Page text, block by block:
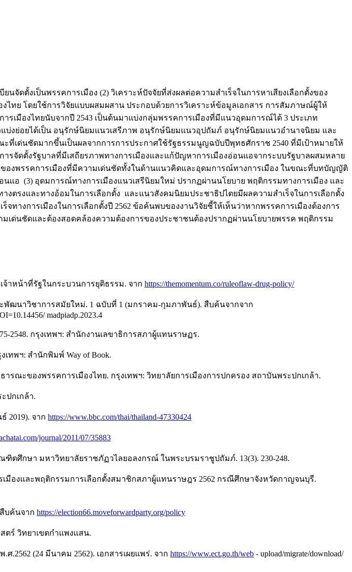
ดตั้งเป็นพรรคการเมือง (2) วิเคราะห์ปัจจัยที่ส่งผลต่อความสำเร็จในการหาเสียงเลือกตั้งของ
ไทย โดยใช้การวิจัยแบบผสมผสาน ประกอบด้วยการวิเคราะห์ข้อมูลเอกสาร การสัมภาษณ์ผู้ให้
มืองไทยนับจากปี 2543 เป็นต้นมาแบ่งกลุ่มพรรคการเมืองที่มีแนวอุดมการณ์ได้ 3 ประเภท
งย่อยได้เป็น อนุรักษ์นิยมแนวเสรีภาพ อนุรักษ์นิยมแนวอุปถัมภ์ อนุรักษ์นิยมแนวอำนาจนิยม และ
เด่นชัดมากขึ้นเป็นผลจากการการประกาศใช้รัฐธรรมนูญฉบับปีพุทธศักราช 2540 ที่มีเป้าหมายให้
ารจัดตั้งรัฐบาลที่มีเสถียรภาพทางการเมืองและแก้ปัญหาการเมืองอ่อนแอจากระบบรัฐบาลผสมหลาย
งพรรคการเมืองที่มีความเด่นชัดทั้งในด้านแนวคิดและอุดมการณ์ทางการเมือง ในขณะที่บทบัญญัติ
แอ (3) อุดมการณ์ทางการเมืองแนวเสรีนิยมใหม่ ปรากฏผ่านนโยบาย พฤติกรรมทางการเมือง และ
งตรงและทางอ้อมในการเลือกตั้ง และแนวสังคมนิยมประชาธิปไตยมีผลความสำเร็จในการเลือกตั้ง
างการเมืองในการเลือกตั้งปี 2562 ข้อค้นพบของงานวิจัยชี้ให้เห็นว่าหากพรรคการเมืองต้องการ
เด่นชัดและต้องสอดคล้องความต้องการของประชาชนต้องปรากฏผ่านนโยบายพรรค พฤติกรรม
จ้าหน้าที่รัฐในกระบวนการยุติธรรม. จาก https://themomentum.co/ruleoflaw-drug-policy/
พัฒนาวิชาการสมัยใหม่. 1 ฉบับที่ 1 (มกราคม-กุมภาพันธ์). สืบค้นจากจาก
madpiadp.2023.4
2548. กรุงเทพฯ: สำนักงานเลขาธิการสภาผู้แทนราษฏร.
เทพฯ: สำนักพิมพ์ Way of Book.
ณะของพรรคการเมืองไทย. กรุงเทพฯ: วิทยาลัยการเมืองการปกครอง สถาบันพระปกเกล้า.
ปกเกล้า.
2019). จาก https://www.bbc.com/thai/thailand-47330424
journal/2011/07/35883
ตศึกษา มหาวิทยาลัยราชภัฏวไลยอลงกรณ์ ในพระบรมราชูปถัมภ์. 13(3). 230-248.
องและพฤติกรรมการเลือกตั้งสมาชิกสภาผู้แทนราษฎร 2562 กรณีศึกษาจังหวัดกาญจนบุรี.
สืบค้นจาก https://election66.moveforwardparty.org/policy
ตร์ วิทยาเขตกำแพงแสน.
(24 มีนาคม 2562). เอกสารเผยแพร่. จาก https://www.ect.go.th/web - upload/migrate/download/